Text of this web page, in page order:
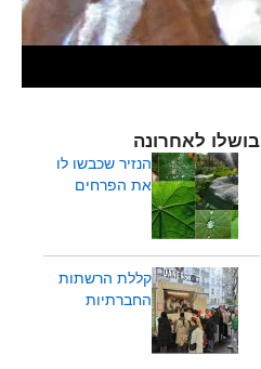
בושלו לאחרונה
הנזיר שכבשו לו
את הפרחים
קללת הרשתות
החברתיות